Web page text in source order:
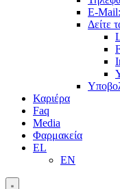
E-
Δείτε
Καριέρα
Faq
Media
Φαρμακεία
EL
EN